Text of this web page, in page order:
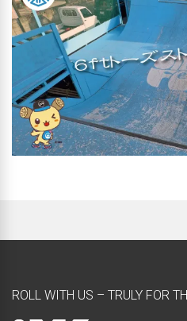
ROLL WITH US – TRULY FOR